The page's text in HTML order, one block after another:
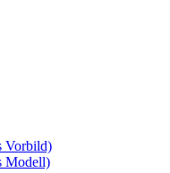
Vorbild)
Modell)